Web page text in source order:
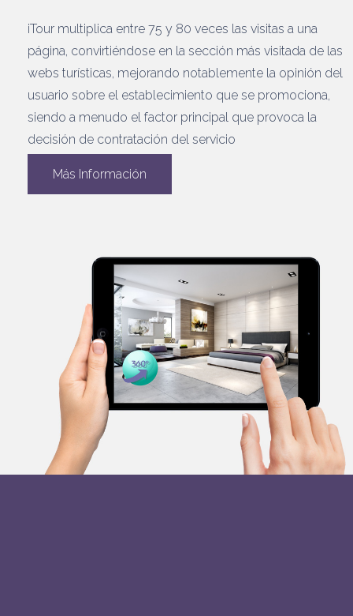
iTour multiplica entre 75 y 80 veces las visitas a una
página, convirtiéndose en la sección más visitada de las
webs turísticas, mejorando notablemente la opinión del
usuario sobre el establecimiento que se promociona,
siendo a menudo el factor principal que provoca la
decisión de contratación del servicio
Más Información